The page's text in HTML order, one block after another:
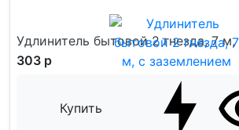
Удлинитель бытовой 2 гнезда, 7
303 р
Купить